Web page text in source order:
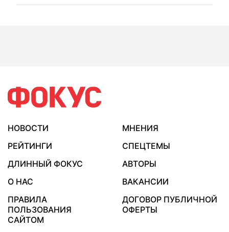
НОВОСТИ
МНЕНИЯ
РЕЙТИНГИ
СПЕЦТЕМЫ
ДЛИННЫЙ ФОКУС
АВТОРЫ
О НАС
ВАКАНСИИ
ПРАВИЛА
ПОЛЬЗОВАНИЯ
САЙТОМ
ДОГОВОР ПУБЛИЧНОЙ
ОФЕРТЫ